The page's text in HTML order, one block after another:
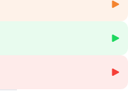
gens à travers l'éco-
et des équipements qui
vertueuses avec Lowit et
en 2010 à 1800 en